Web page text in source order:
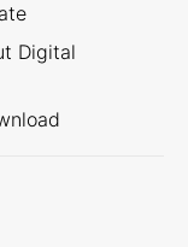
Digital